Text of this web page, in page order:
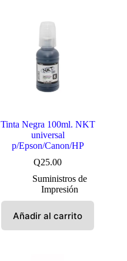
Tinta Negra 100ml. NKT
universal
p/Epson/Canon/HP
Q25.00
Suministros de
Impresión
Añadir al carrito